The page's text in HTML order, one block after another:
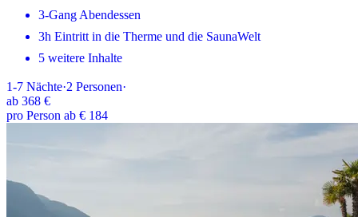
3-Gang Abendessen
3h Eintritt in die Therme und die SaunaWelt
5 weitere Inhalte
1-7 Nächte·2 Personen·
ab 368 €
pro Person ab € 184